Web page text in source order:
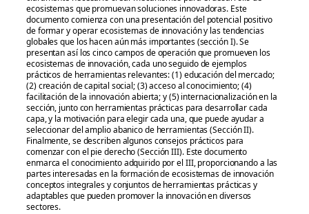
ecosistemas que promuevan soluciones innovadoras. Este
documento comienza con una presentación del potencial positivo
de formar y operar ecosistemas de innovación y las tendencias
globales que los hacen aún más importantes (sección I). Se
presentan así los cinco campos de operación que promueven los
ecosistemas de innovación, cada uno seguido de ejemplos
prácticos de herramientas relevantes: (1) educación del mercado;
(2) creación de capital social; (3) acceso al conocimiento; (4)
facilitación de la innovación abierta; y (5) internacionalización en la
sección, junto con herramientas prácticas para desarrollar cada
capa, y la motivación para elegir cada una, que puede ayudar a
seleccionar del amplio abanico de herramientas (Sección II).
Finalmente, se describen algunos consejos prácticos para
comenzar con el pie derecho (Sección III). Este documento
enmarca el conocimiento adquirido por el III, proporcionando a las
partes interesadas en la formación de ecosistemas de innovación
conceptos integrales y conjuntos de herramientas prácticas y
adaptables que pueden promover la innovación en diversos
sectores.